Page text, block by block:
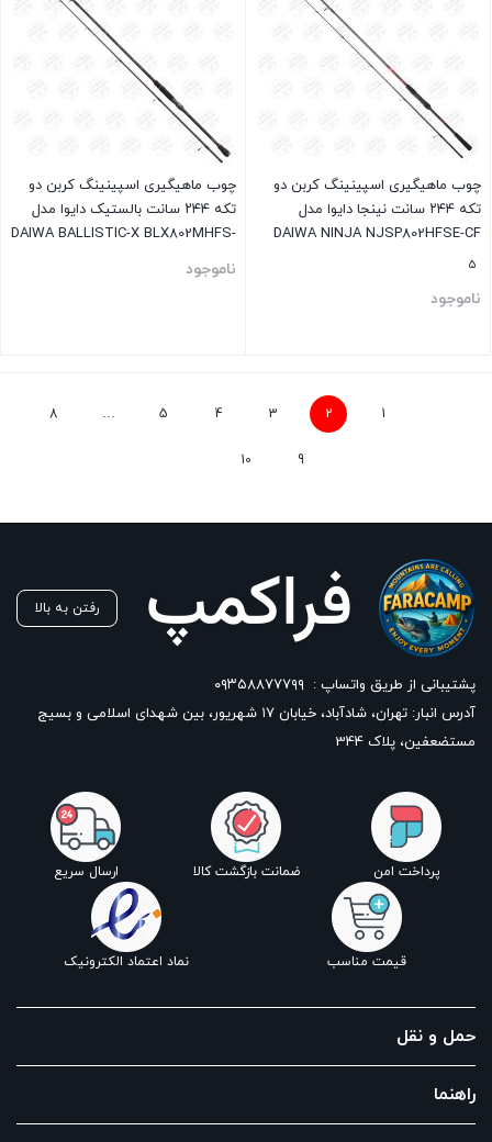
چوب ماهیگیری اسپینینگ کربن دو
تکه ۲۴۴ سانت نینجا دایوا مدل
DAIWA NINJA NJSP802HFSE-CF
5
ناموجود
چوب ماهیگیری اسپینینگ کربن دو
تکه ۲۴۴ سانت بالستیک دایوا مدل
DAIWA BALLISTIC-X BLX802MHFS-
ناموجود
1
2
3
4
5
…
8
9
10
رفتن به بالا
پشتیبانی از طریق واتساپ : ۰۹۳۵۸۸۷۷۷۹۹
آدرس انبار: تهران، شادآباد، خیابان ١٧ شهریور، بین شهدای اسلامی و بسیج
مستضعفین، پلاک 344
پرداخت امن ضمانت بازگشت کالا ارسال سریع
قیمت مناسب نماد اعتماد الکترونیک
حمل و نقل
راهنما